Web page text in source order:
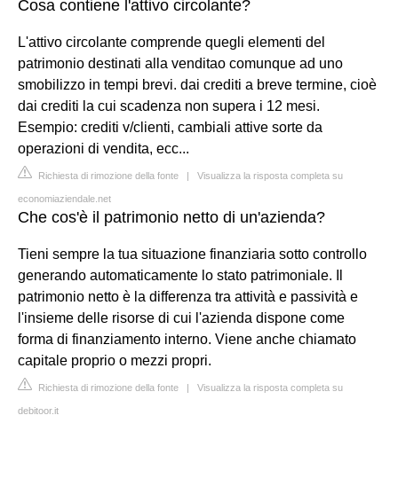
Cosa contiene l'attivo circolante?
L'attivo circolante comprende quegli elementi del
patrimonio destinati alla venditao comunque ad uno
smobilizzo in tempi brevi. dai crediti a breve termine, cioè
dai crediti la cui scadenza non supera i 12 mesi.
Esempio: crediti v/clienti, cambiali attive sorte da
operazioni di vendita, ecc...
Richiesta di rimozione della fonte | Visualizza la risposta completa su
economiaziendale.net
Che cos'è il patrimonio netto di un'azienda?
Tieni sempre la tua situazione finanziaria sotto controllo
generando automaticamente lo stato patrimoniale. Il
patrimonio netto è la differenza tra attività e passività e
l'insieme delle risorse di cui l'azienda dispone come
forma di finanziamento interno. Viene anche chiamato
capitale proprio o mezzi propri.
Richiesta di rimozione della fonte | Visualizza la risposta completa su
debitoor.it